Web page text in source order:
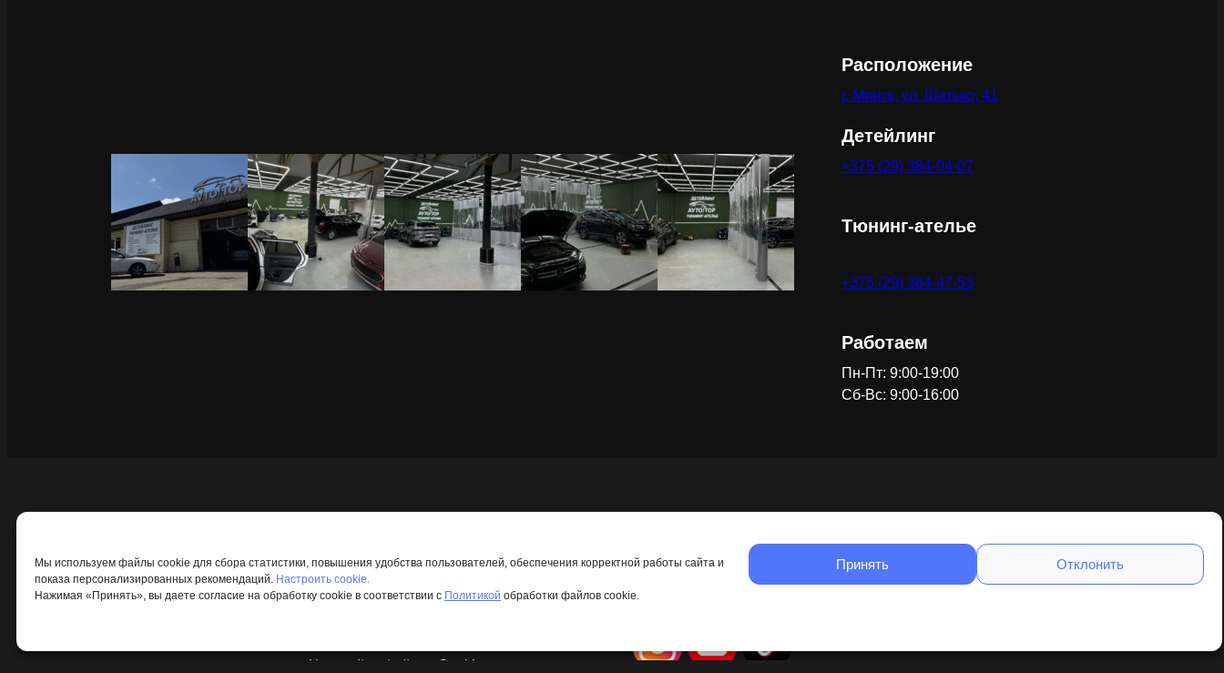
Мы используем файлы cookie для сбора статистики, повышения удобства пользователей, обеспечения корректной работы сайта и
показа персонализированных рекомендаций. Настроить cookie.
Нажимая «Принять», вы даете согласие на обработку cookie в соответствии с Политикой обработки файлов cookie.
Принять Отклонить
Расположение
г. Минск, ул. Шатько, 41
Детейлинг
+375 (29) 384-04-07
Тюнинг-ателье
+375 (29) 384-47-53
Работаем
Пн-Пт: 9:00-19:00
Сб-Вс: 9:00-16:00
Настройка файлов Сookie